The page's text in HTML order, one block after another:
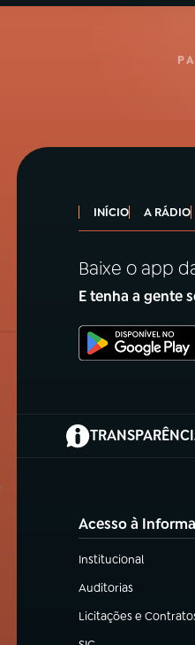
INÍCIO A RÁDIO
Baixe o app
E tenha a gente
(abre em nova
Acesso à
Institucional
(abre em nova aba)
Auditorias
(abre em nova aba)
Licitações e
(abre em nova aba)